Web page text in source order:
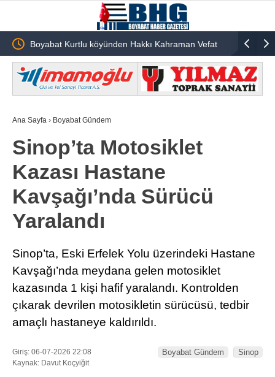
Boyabat Kurtlu köyünden Hakkı Kahraman Vefat
Etmiştir Bin TL’lik
Ana Sayfa › Boyabat Gündem
Sinop’ta Motosiklet
Kazası Hastane
Kavşağı’nda Sürücü
Yaralandı
Sinop’ta, Eski Erfelek Yolu üzerindeki Hastane
Kavşağı’nda meydana gelen motosiklet
kazasında 1 kişi hafif yaralandı. Kontrolden
çıkarak devrilen motosikletin sürücüsü, tedbir
amaçlı hastaneye kaldırıldı.
Giriş: 06-07-2026 22:08
Kaynak: Davut Koçyiğit
Boyabat Gündem Sinop